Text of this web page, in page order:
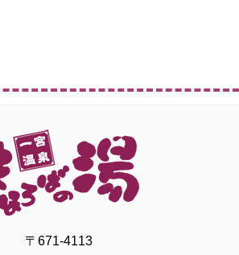
〒671-4113